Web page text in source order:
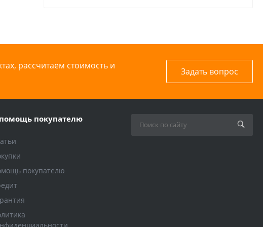
рассчитаем стоимость и
Задать вопрос
покупателю
покупателю